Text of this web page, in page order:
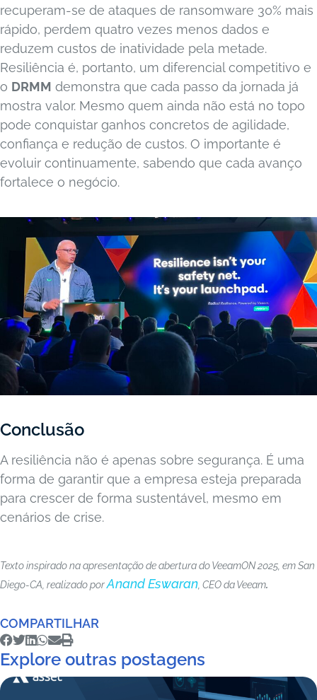
recuperam-se de ataques de ransomware 30% mais
rápido, perdem quatro vezes menos dados e
reduzem custos de inatividade pela metade.
Resiliência é, portanto, um diferencial competitivo e
o DRMM demonstra que cada passo da jornada já
mostra valor. Mesmo quem ainda não está no topo
pode conquistar ganhos concretos de agilidade,
confiança e redução de custos. O importante é
evoluir continuamente, sabendo que cada avanço
fortalece o negócio.
Conclusão
A resiliência não é apenas sobre segurança. É uma
forma de garantir que a empresa esteja preparada
para crescer de forma sustentável, mesmo em
cenários de crise.
Texto inspirado na apresentação de abertura do VeeamON 2025, em San
Diego-CA, realizado porAnand Eswaran , CEO da Veeam.
COMPARTILHAR
Explore outras postagens